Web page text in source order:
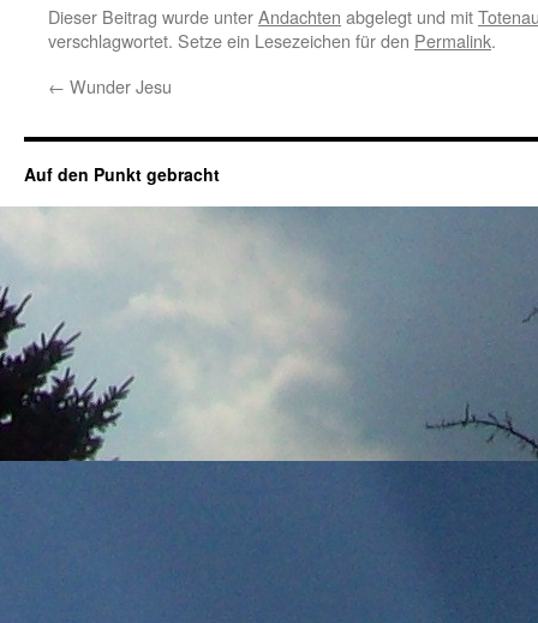
Dieser Beitrag wurde unterAndachten abgelegt und mit
verschlagwortet. Setze ein Lesezeichen für den Permalink.
← Wunder Jesu
Auf den Punkt gebracht